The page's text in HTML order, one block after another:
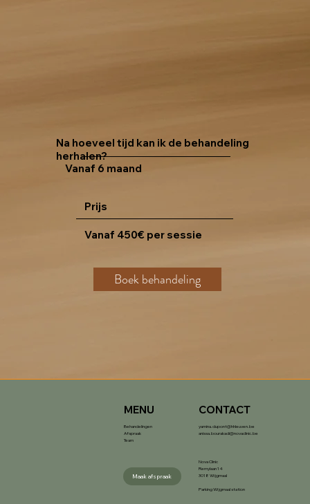
Na hoeveel tijd kan ik de behandeling
herhalen?
Vanaf 6 maand
Prijs
Vanaf 450€ per sessie
Boek behandeling
MENU CONTACT
Behandelingen
Afspraak
Team
yamina.dupont@hhleuven.be
anissa.bourakadi@novaclinic.be
Nova Clinic
Remylaan 14
3018 Wijgmaal
Parking Wijgmaal station
Maak afspraak